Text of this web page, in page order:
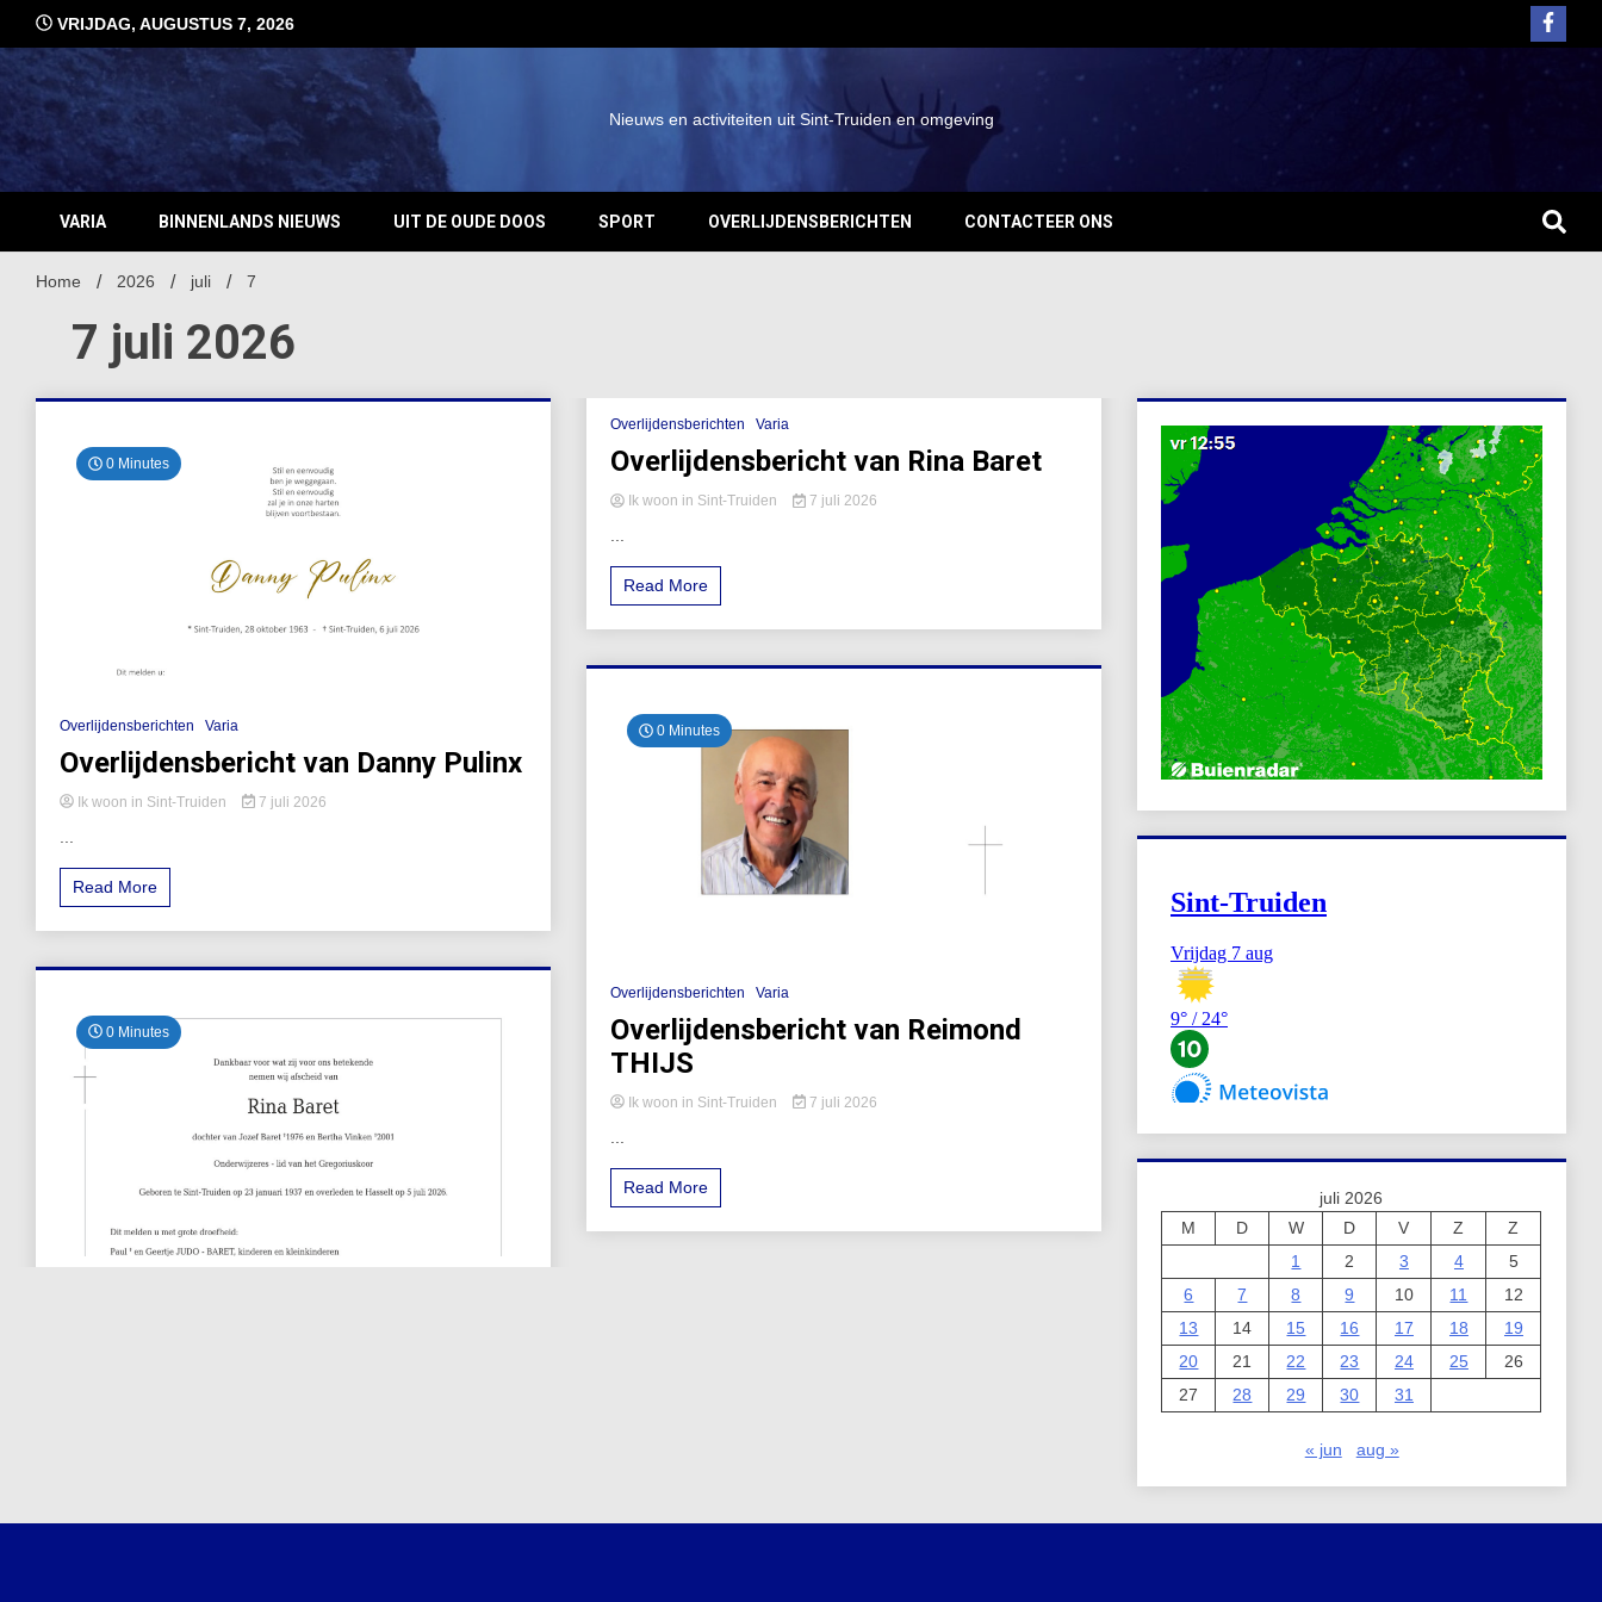
inhoud
VRIJDAG, AUGUSTUS 7, 2026
Nieuws en activiteiten uit Sint-Truiden en omgeving
VARIA BINNENLANDS NIEUWS UIT DE OUDE DOOS SPORT OVERLIJDENSBERICHTEN CONTACTEER ONS
Home 2026 juli 7
7 juli 2026
0 Minutes
Overlijdensberichten Varia
Overlijdensbericht van Danny Pulinx
Ik woon in Sint-Truiden 7 juli 2026
Read More
0 Minutes
Overlijdensberichten Varia
Overlijdensbericht van Rina Baret
Ik woon in Sint-Truiden 7 juli 2026
...
Read More
0 Minutes
Overlijdensberichten Varia
Overlijdensbericht van Reimond
THIJS
Ik woon in Sint-Truiden 7 juli 2026
Read More
juli 2026
M
D W D V Z
Z
1
2 3 4
5
6
7 8 9 10 11
12
13
14 15 16 17 18
19
20
21 22 23 24 25
26
27
28 29 30 31
« jun aug »